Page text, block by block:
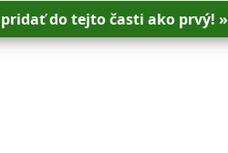
do tejto časti ako prvý! »